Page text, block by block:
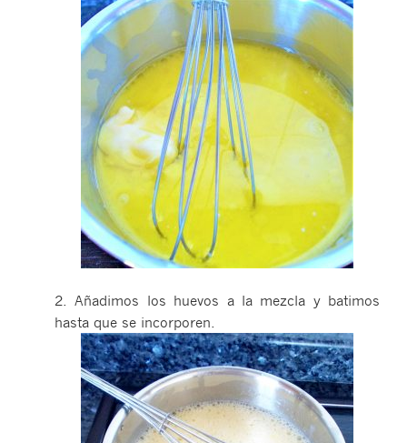
2. Añadimos los huevos a la mezcla y batimos
hasta que se incorporen.